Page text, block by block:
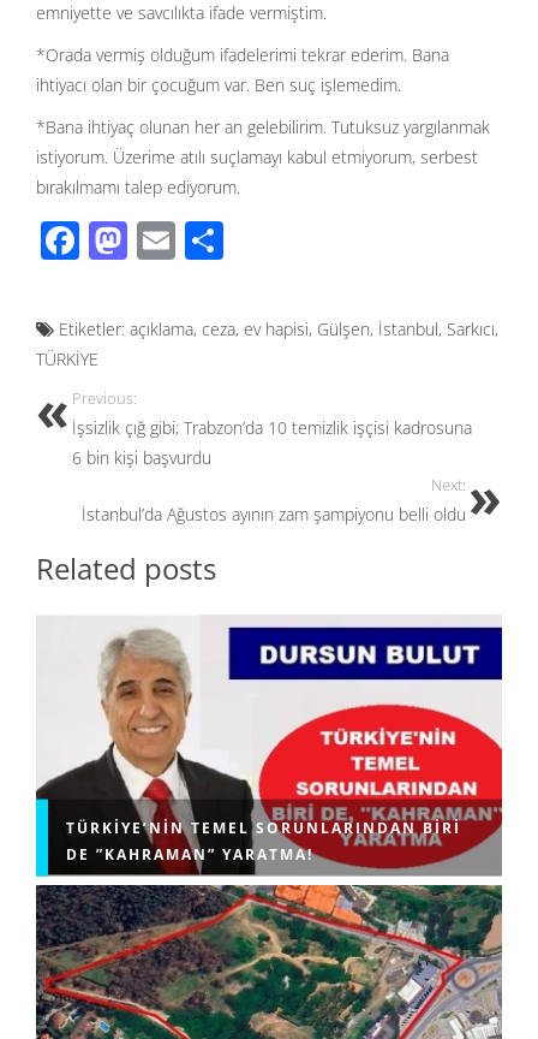
emniyette ve savcılıkta ifade vermiştim.
*Orada vermiş olduğum ifadelerimi tekrar ederim. Bana
ihtiyacı olan bir çocuğum var. Ben suç işlemedim.
*Bana ihtiyaç olunan her an gelebilirim. Tutuksuz yargılanmak
istiyorum. Üzerime atılı suçlamayı kabul etmiyorum, serbest
bırakılmamı talep ediyorum.
F
e
b
o
o
k
M
to
d
o
n
E
ail ar
Etiketler: açıklama, ceza, ev hapisi, Gülşen, İstanbul, Sarkıcı,
TÜRKİYE
Previous:
İşsizlik çığ gibi; Trabzon’da 10 temizlik işçisi kadrosuna
6 bin kişi başvurdu
Next:
İstanbul’da Ağustos ayının zam şampiyonu belli oldu
Related posts
TÜRKIYE’NIN TEMEL SORUNLARINDAN BIRI
DE ”KAHRAMAN” YARATMA!